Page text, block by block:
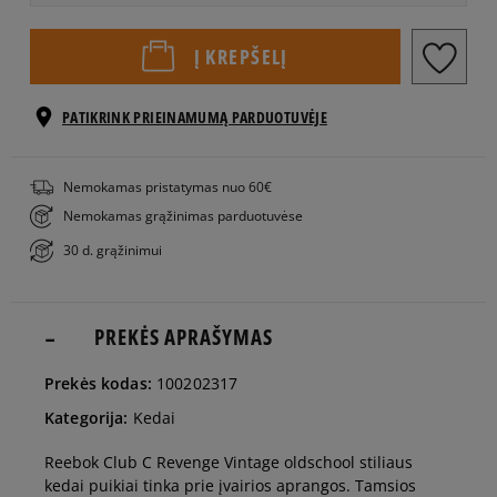
EU dydžiai US dydžiai
Į KREPŠELĮ
PATIKRINK PRIEINAMUMĄ PARDUOTUVĖJE
Nemokamas pristatymas nuo 60€
Nemokamas grąžinimas parduotuvėse
30 d. grąžinimui
PREKĖS APRAŠYMAS
Prekės kodas: 100202317
Kategorija: Kedai
Reebok Club C Revenge Vintage oldschool stiliaus
kedai puikiai tinka prie įvairios aprangos. Tamsios